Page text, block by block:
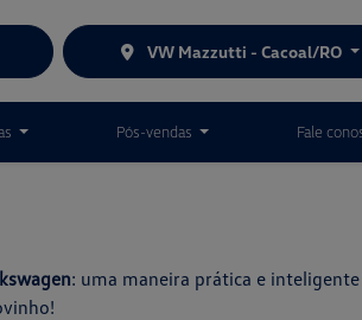
VW Mazzutti - Cacoal/RO
Pós-vendas Fale
: uma maneira prática e